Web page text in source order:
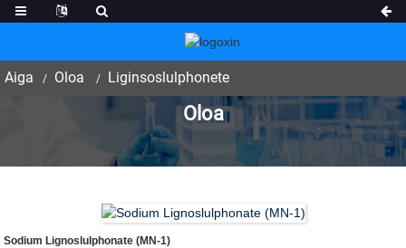
Aiga Oloa Liginsoslulphonete
Oloa
Sodium Lignoslulphonate (MN-1)